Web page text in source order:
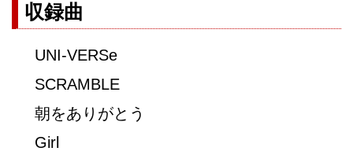
収録曲
UNI-VERSe
SCRAMBLE
朝をありがとう
Girl